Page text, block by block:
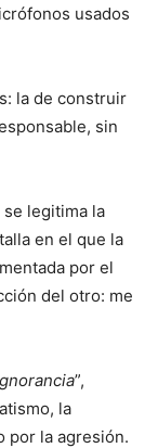
usados
la de construir
sin
legitima la
en el que la
por el
del otro: me
”,
la
por la agresión.